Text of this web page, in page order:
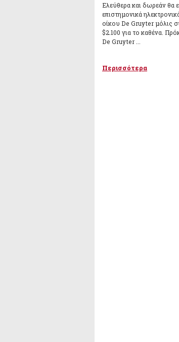
Ελεύθερα και δωρεάν θα
επιστημονικά
οίκου De Gruyter μόλις
$2.100 για το καθένα.
De Gruyter ...
Περισσότερα